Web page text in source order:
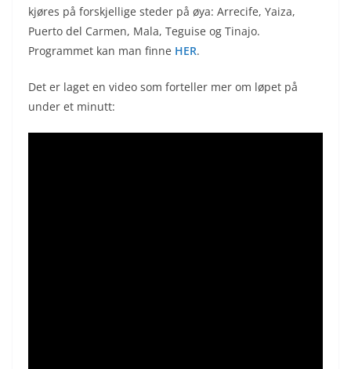
kjøres på forskjellige steder på øya: Arrecife, Yaiza,
Puerto del Carmen, Mala, Teguise og Tinajo.
Programmet kan man finne HER.
Det er laget en video som forteller mer om løpet på
under et minutt: